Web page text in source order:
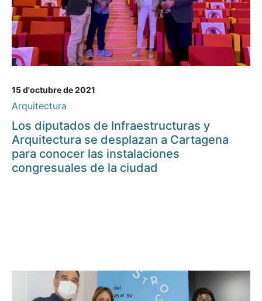
15 d'octubre de 2021
Arquitectura
Los diputados de Infraestructuras y
Arquitectura se desplazan a Cartagena
para conocer las instalaciones
congresuales de la ciudad